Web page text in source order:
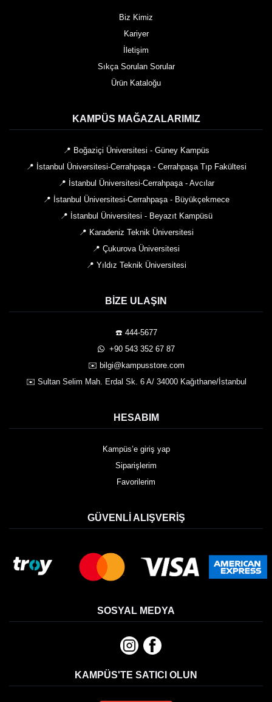
Biz Kimiz
Kariyer
İletişim
Sıkça Sorulan Sorular
Ürün Kataloğu
KAMPÜS MAĞAZALARIMIZ
📍 Boğaziçi Üniversitesi - Güney Kampüs
📍 İstanbul Üniversitesi-Cerrahpaşa - Cerrahpaşa Tıp Fakültesi
📍 İstanbul Üniversitesi-Cerrahpaşa - Avcılar
📍 İstanbul Üniversitesi-Cerrahpaşa - Büyükçekmece
📍 İstanbul Üniversitesi - Beyazıt Kampüsü
📍 Karadeniz Teknik Üniversitesi
📍 Çukurova Üniversitesi
📍 Yıldız Teknik Üniversitesi
BIZE ULAŞIN
☎️ 444-5677
️ +90 543 352 67 87
✉️ bilgi@kampusstore.com
✉️ Sultan Selim Mah. Erdal Sk. 6 A/ 34000 Kağıthane/İstanbul
HESABIM
Kampüs’e giriş yap
Siparişlerim
Favorilerim
GÜVENLI ALIŞVERIŞ
SOSYAL MEDYA
KAMPÜS'TE SATICI OLUN